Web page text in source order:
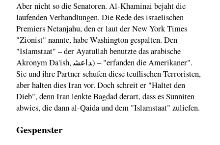
Aber nicht so die Senatoren. Al-Khaminai bejaht die
laufenden Verhandlungen. Die Rede des israelischen
Premiers Netanjahu, den er laut der New York Times
"Zionist" nannte, habe Washington gespalten. Den
"Islamstaat" – der Ayatullah benutzte das arabische
Akronym Da'ish, اعش‎د) – "erfanden die Amerikaner".
Sie und ihre Partner schufen diese teuflischen Terroristen,
aber halten dies Iran vor. Doch schreit er "Haltet den
Dieb", denn Iran lenkte Bagdad derart, dass es Sunniten
abwies, die dann al-Qaida und dem "Islamstaat" zuliefen.
Gespenster